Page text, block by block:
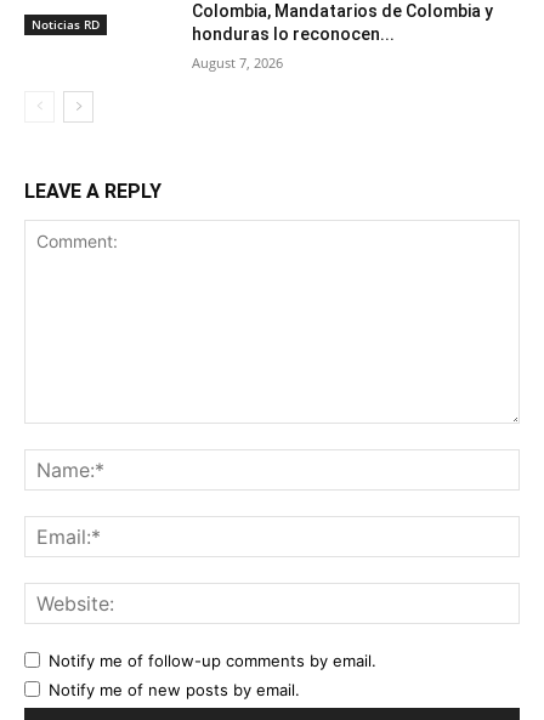
Noticias RD
Colombia, Mandatarios de Colombia y
honduras lo reconocen...
August 7, 2026
LEAVE A REPLY
Notify me of follow-up comments by email.
Notify me of new posts by email.